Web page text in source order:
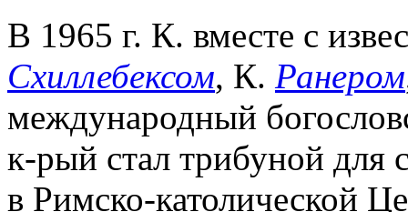
В 1965 г. К. вместе с
Схиллебексом, К. Ранером
международный
к-рый стал трибуной для
в Римско-католической